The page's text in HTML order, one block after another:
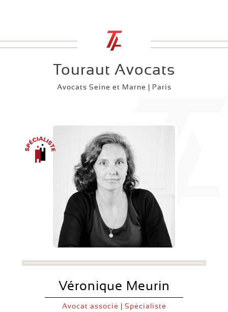
Touraut Avocats
Avocats Seine et Marne | Paris
Véronique Meurin
Avocat associé | Spécialiste